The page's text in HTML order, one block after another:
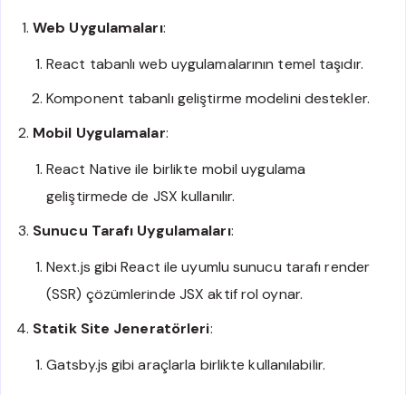
Web Uygulamaları:
React tabanlı web uygulamalarının temel taşıdır.
Komponent tabanlı geliştirme modelini destekler.
Mobil Uygulamalar:
React Native ile birlikte mobil uygulama
geliştirmede de JSX kullanılır.
Sunucu Tarafı Uygulamaları:
Next.js gibi React ile uyumlu sunucu tarafı render
(SSR) çözümlerinde JSX aktif rol oynar.
Statik Site Jeneratörleri:
Gatsby.js gibi araçlarla birlikte kullanılabilir.